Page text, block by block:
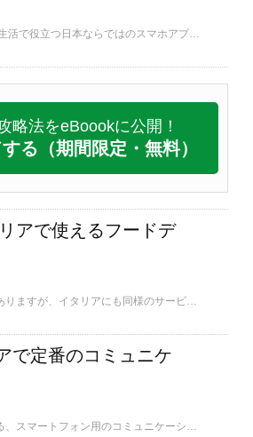
例えば「食べログ」や「SmartNews」など、日本の生活で役立つ日本ならではのスマホアプリは沢山ありますが、イタリアでも同様に、イタリア生活で活用できるイタリアならではのスマホアプリが沢山あります。ここでは、そんなイタリアならではのスマホアプリについて、日本からダウンロードできるものを中心にご紹介します。
略法をeBoookに公開！
る （期間限定・無料）
アで使えるフードデ
日本でもピザやお弁当などのデリバリーサービスがありますが、イタリアにも同様のサービスがあり、多くの人が利用しております。ここではそんなイタリアでのデリバリーサービスの利用方法や代表的なサイトなどをご紹介します。
で定番のコミュニケ
ここでは筆者の周りのイタリア人がよく利用している、スマートフォン用のコミュニケーションアプリをご紹介します。